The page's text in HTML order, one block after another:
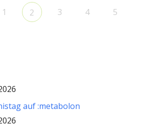
1 2 3 4 5
auf :metabolon